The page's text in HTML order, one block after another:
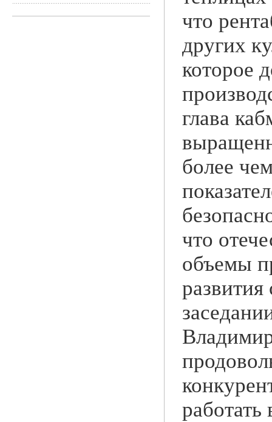
что
других
которое
глава
более
что
объемы
развития
работать